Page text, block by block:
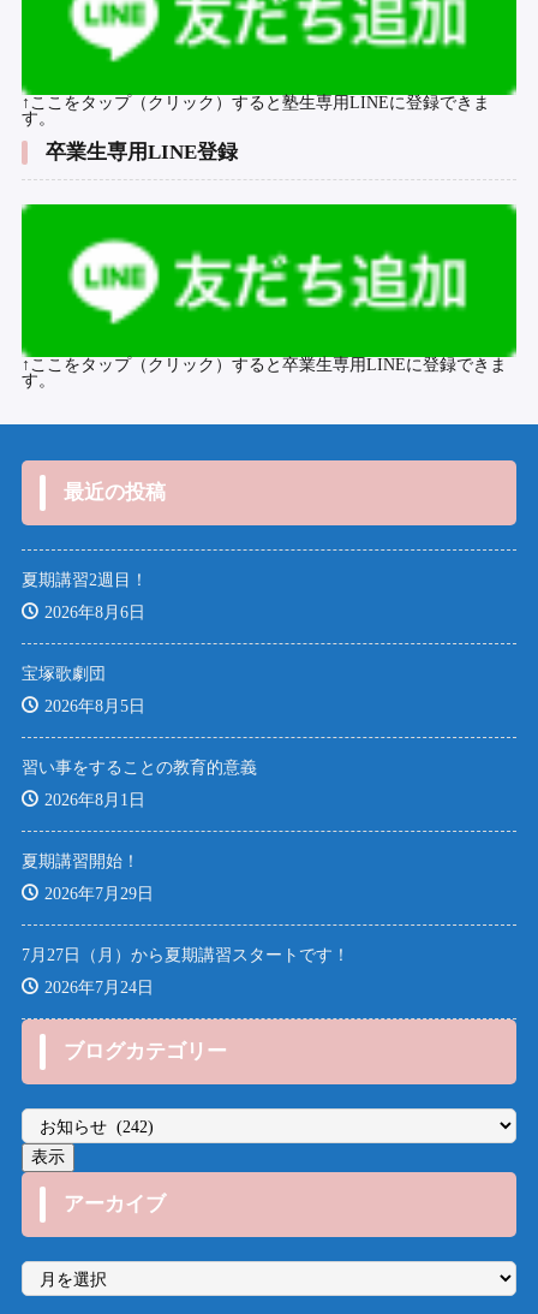
↑ここをタップ（クリック）すると塾生専用LINEに登録できま
す。
卒業生専用LINE登録
↑ここをタップ（クリック）すると卒業生専用LINEに登録できま
す。
最近の投稿
夏期講習2週目！
2026年8月6日
宝塚歌劇団
2026年8月5日
習い事をすることの教育的意義
2026年8月1日
夏期講習開始！
2026年7月29日
7月27日（月）から夏期講習スタートです！
2026年7月24日
ブログカテゴリー
アーカイブ
ア
カ